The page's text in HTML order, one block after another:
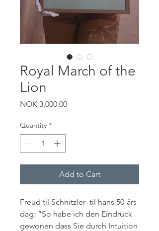
Royal March of the
Lion
NOK 3,000.00Price
Quantity *
Add to Cart
Freud til Schnitzler til hans 50-års
dag: “So habe ich den Eindruck
gewonen dass Sie durch Intuition